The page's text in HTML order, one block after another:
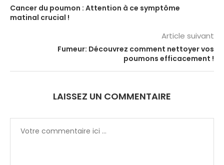
Cancer du poumon : Attention à ce symptôme
matinal crucial !
Article suivant
Fumeur: Découvrez comment nettoyer vos
poumons efficacement !
LAISSEZ UN COMMENTAIRE